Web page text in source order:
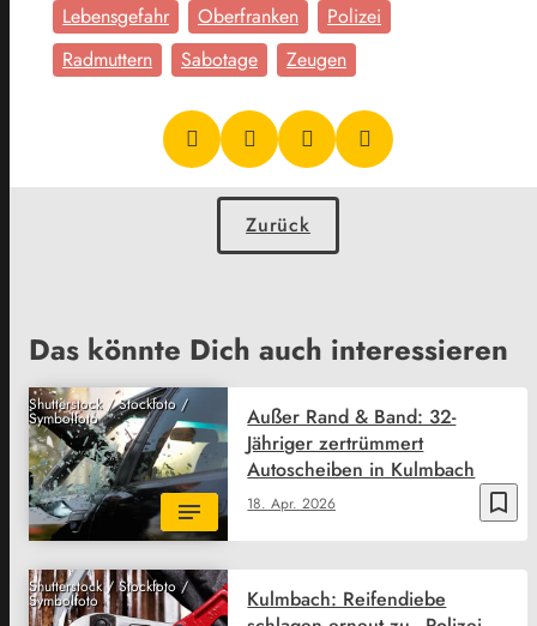
Lebensgefahr
Oberfranken
Polizei
Radmuttern
Sabotage Zeugen
Zurück
Das könnte Dich auch interessieren
Shutterstock / Stockfoto /
Symbolfoto
bookmark_border
18. Apr. 2026
Außer Rand & Band: 32-
Jähriger zertrümmert
Autoscheiben in Kulmbach
Shutterstock / Stockfoto /
Symbolfoto
Kulmbach: Reifendiebe